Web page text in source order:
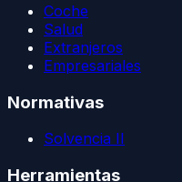
Coche
Salud
Extranjeros
Empresariales
Normativas
Solvencia II
Herramientas